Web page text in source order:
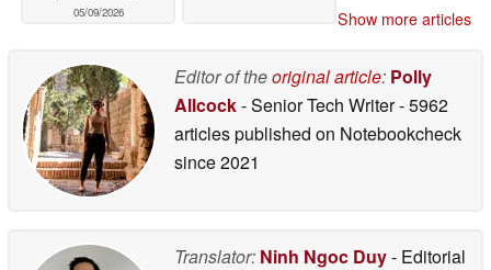
05/09/2026 Show more articles
Editor of theoriginal article: Polly
Allcock- Senior Tech Writer- 5962
articles published on Notebookcheck
since 2021
Translator: Ninh Ngoc Duy- Editorial